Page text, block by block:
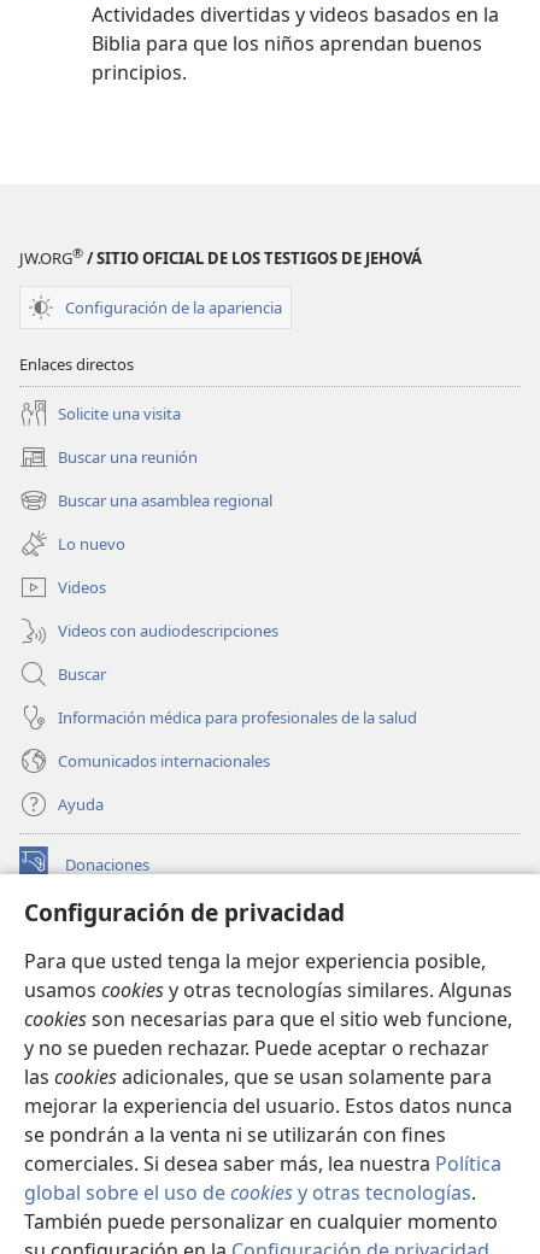
Configuración de privacidad
Para que usted tenga la mejor experiencia posible,
usamos cookiesy otras tecnologías similares. Algunas
cookiesson necesarias para que el sitio web funcione,
y no se pueden rechazar. Puede aceptar o rechazar
las cookiesadicionales, que se usan solamente para
mejorar la experiencia del usuario. Estos datos nunca
se pondrán a la venta ni se utilizarán con fines
comerciales. Si desea saber más, lea nuestra Política
global sobre el uso decookiesy otras tecnologías.
También puede personalizar en cualquier momento
Actividades divertidas y videos basados en la
Biblia para que los niños aprendan buenos
principios.
JW.ORG® / SITIO OFICIAL DE LOS TESTIGOS DE JEHOVÁ
Configuración de la apariencia
Enlaces directos
Solicite una visita
Buscar una reunión
(abre
una
nueva
ventana)
Buscar una asamblea regional
(abre
una
nueva
ventana)
Lo nuevo
Videos
Videos con audiodescripciones
Buscar
Información médica para profesionales de la salud
Comunicados internacionales
Ayuda
Donaciones
(abre
nueva BIBLIOTECA EN LÍNEA Watchtower™
una
nueva
ventana)
JW Hub
(abre
una
nueva
ventana)
JW Library
Watchtower Library
Copyright© 2026 Watch Tower Bible and Tract Society of Pennsylvania.
CONDICIONES DE USO|POLÍTICA DE PRIVACIDAD|